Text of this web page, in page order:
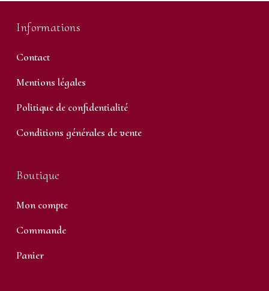
Informations
Contact
Mentions légales
Politique de confidentialité
Conditions générales de vente
Boutique
Mon compte
Commande
Panier